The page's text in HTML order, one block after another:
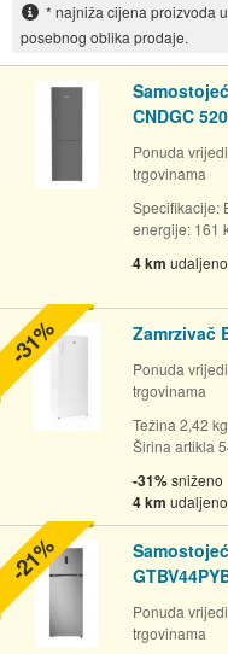
* najniža cijena proizvoda
posebnog oblika prodaje.
CNDGC
Ponuda
trgovinama
Specifikacije:
energije: 161
4 km udaljeno
Zamrzivač
Ponuda
trgovinama
Težina 2,42
Širina artikla
-31%sniženo
4 km udaljeno
-31%
Ponuda
trgovinama
-21%